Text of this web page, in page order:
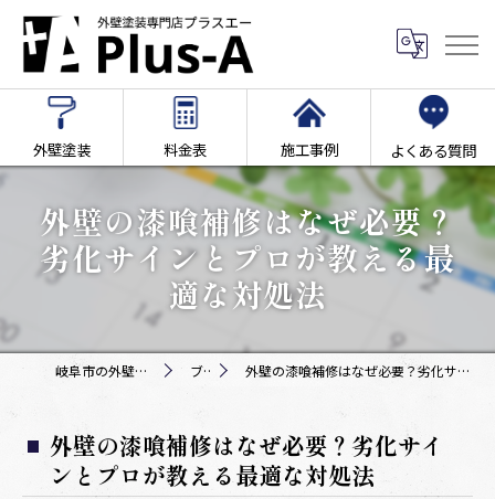
外壁塗装 料金表 施工事例 よくある質問
外壁の漆喰補修はなぜ必要？
劣化サインとプロが教える最
適な対処法
岐阜市の外壁塗装専門店Plus-A ブログ 外壁の漆喰補修はなぜ必要？劣化サインとプロが教える最適な対処法
外壁の漆喰補修はなぜ必要？劣化サイ
ンとプロが教える最適な対処法